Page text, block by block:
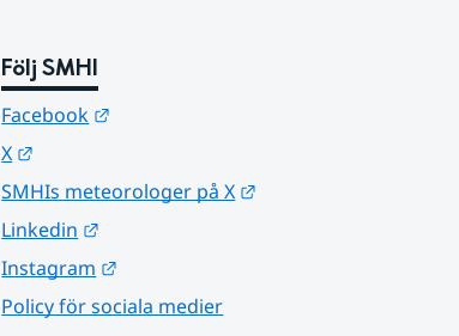
Följ SMHI
Facebook
X
SMHIs meteorologer på X
Linkedin
Instagram
Policy för sociala medier